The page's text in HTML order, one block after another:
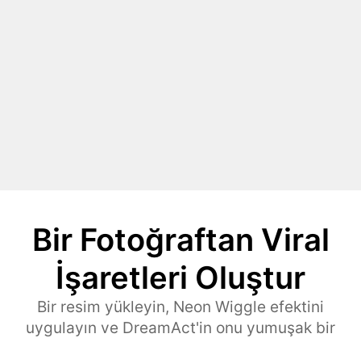
Bir Fotoğraftan Viral
İşaretleri Oluştur
Bir resim yükleyin, Neon Wiggle efektini
uygulayın ve DreamAct'in onu yumuşak bir